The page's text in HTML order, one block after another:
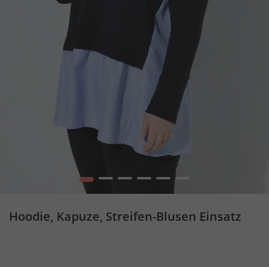
1 2 3 4 5
Hoodie, Kapuze, Streifen-Blusen Einsatz